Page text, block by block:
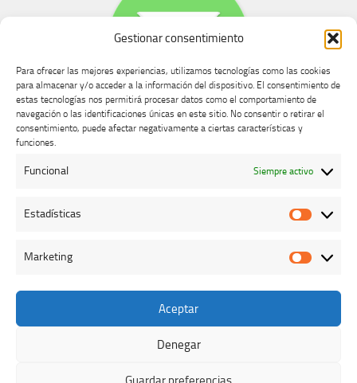
Gestionar consentimiento
Para ofrecer las mejores experiencias, utilizamos tecnologías como las cookies
para almacenar y/o acceder a la información del dispositivo. El consentimiento de
estas tecnologías nos permitirá procesar datos como el comportamiento de
navegación o las identificaciones únicas en este sitio. No consentir o retirar el
consentimiento, puede afectar negativamente a ciertas características y
funciones.
Funcional Siempre activo
Estadísticas
Marketing
Aceptar
Denegar
Buzón de dudas, quejas y sugerencias
Colegio Oficial de Veterinarios de Cáceres © 2026. Todos los